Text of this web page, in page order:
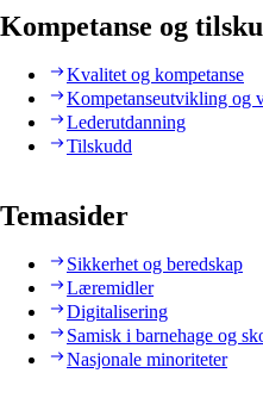
Kompetanse og
Kvalitet og kompetanse
Kompetanseutvikling og
Lederutdanning
Tilskudd
Temasider
Sikkerhet og beredskap
Læremidler
Digitalisering
Samisk i barnehage og
Nasjonale minoriteter